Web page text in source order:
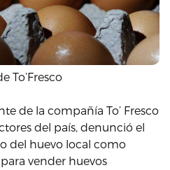
To’Fresco
de la compañía To’ Fresco
del país, denunció el
del huevo local como
vender huevos